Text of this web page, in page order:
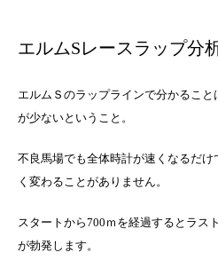
エルムSレースラップ分
エルムＳのラップラインで分かるこ
が少ないということ。
不良馬場でも全体時計が速くなるだけ
く変わることがありません。
スタートから700ｍを経過するとラス
が勃発します。